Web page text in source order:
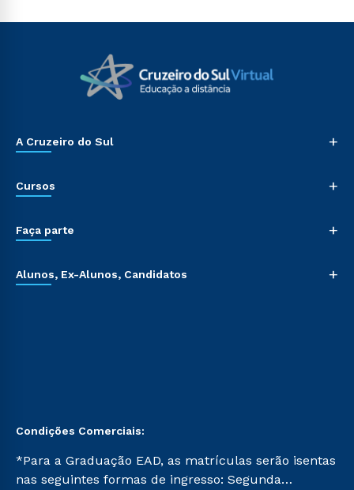
A Cruzeiro do Sul +
Cursos +
Faça parte +
Alunos, Ex-Alunos, Candidatos +
Condições Comerciais:
*Para a Graduação EAD, as matrículas serão isentas
nas seguintes formas de ingresso: Segunda